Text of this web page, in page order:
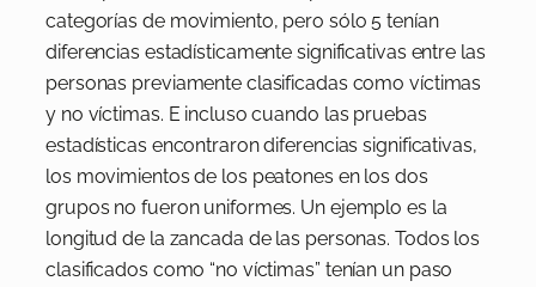
categorías de movimiento, pero sólo 5 tenían
diferencias estadísticamente significativas entre las
personas previamente clasificadas como víctimas
y no víctimas. E incluso cuando las pruebas
estadísticas encontraron diferencias significativas,
los movimientos de los peatones en los dos
grupos no fueron uniformes. Un ejemplo es la
longitud de la zancada de las personas. Todos los
clasificados como “no víctimas” tenían un paso